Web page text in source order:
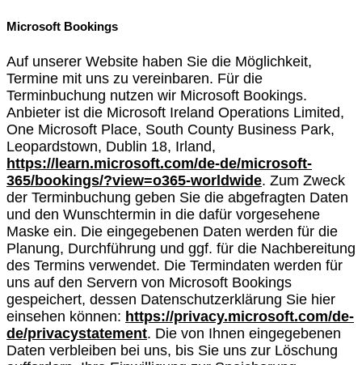
Microsoft Bookings
Auf unserer Website haben Sie die Möglichkeit,
Termine mit uns zu vereinbaren. Für die
Terminbuchung nutzen wir Microsoft Bookings.
Anbieter ist die Microsoft Ireland Operations Limited,
One Microsoft Place, South County Business Park,
Leopardstown, Dublin 18, Irland,
https://learn.microsoft.com/de-de/microsoft-
365/bookings/?view=o365-worldwide. Zum Zweck
der Terminbuchung geben Sie die abgefragten Daten
und den Wunschtermin in die dafür vorgesehene
Maske ein. Die eingegebenen Daten werden für die
Planung, Durchführung und ggf. für die Nachbereitung
des Termins verwendet. Die Termindaten werden für
uns auf den Servern von Microsoft Bookings
gespeichert, dessen Datenschutzerklärung Sie hier
einsehen können: https://privacy.microsoft.com/de-
de/privacystatement. Die von Ihnen eingegebenen
Daten verbleiben bei uns, bis Sie uns zur Löschung